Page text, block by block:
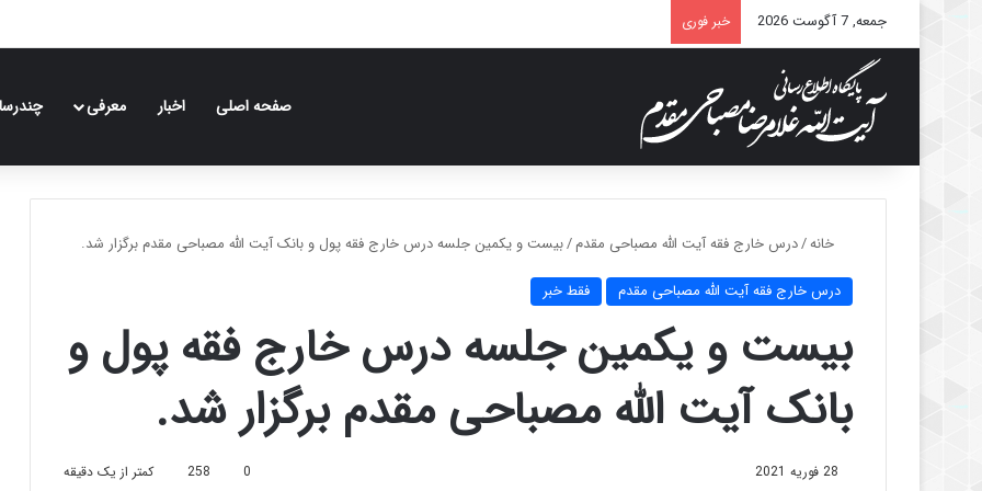
جمعه, 7 آگوست 2026 خبر فوری
صفحه اصلی اخبار معرفی
خانه/درس خارج فقه آیت الله مصباحی مقدم/بیست و یکمین جلسه درس خارج فقه پول و بانک آیت الله مصباحی مقدم برگزار شد.
درس خارج فقه آیت الله مصباحی مقدم فقط خبر
بیست و یکمین جلسه درس خارج فقه پول و
بانک آیت الله مصباحی مقدم برگزار شد.
28 فوریه 2021 0
258 کمتر از یک دقیقه